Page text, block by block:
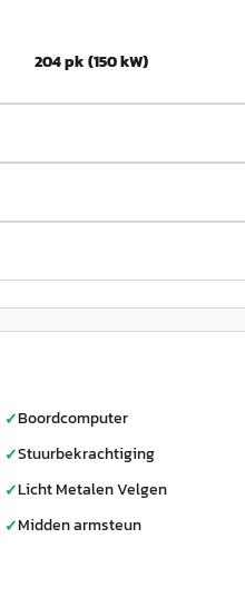
204 pk (150 kW)
✓Boordcomputer
✓Stuurbekrachtiging
✓Licht Metalen Velgen
✓Midden armsteun